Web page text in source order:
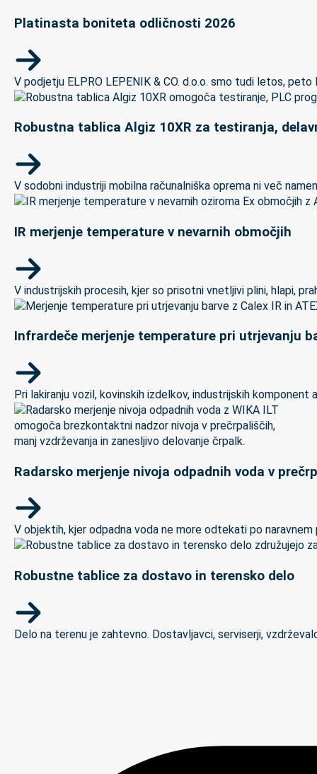
Platinasta boniteta odličnosti 2026
V podjetju ELPRO LEPENIK & CO. d.o.o. smo tudi letos,
Robustna tablica Algiz 10XR za testiranja,
V sodobni industriji mobilna računalniška oprema ni več
IR merjenje temperature v nevarnih območjih
V industrijskih procesih, kjer so prisotni vnetljivi plini, hlapi,
Infrardeče merjenje temperature pri utrjevanju
Pri lakiranju vozil, kovinskih izdelkov, industrijskih
Radarsko merjenje nivoja odpadnih voda v
V objektih, kjer odpadna voda ne more odtekati po
Robustne tablice za dostavo in terensko delo
Delo na terenu je zahtevno. Dostavljavci, serviserji,